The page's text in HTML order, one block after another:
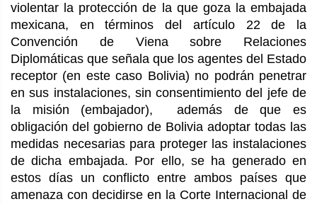
violentar la protección de la que goza la embajada
mexicana, en términos del artículo 22 de la
Convención de Viena sobre Relaciones
Diplomáticas que señala que los agentes del Estado
receptor (en este caso Bolivia) no podrán penetrar
en sus instalaciones, sin consentimiento del jefe de
la misión (embajador), además de que es
obligación del gobierno de Bolivia adoptar todas las
medidas necesarias para proteger las instalaciones
de dicha embajada. Por ello, se ha generado en
estos días un conflicto entre ambos países que
amenaza con decidirse en la Corte Internacional de